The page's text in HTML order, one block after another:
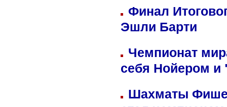
Финал
Эшли Барти
Чемпионат
себя Нойером и
Шахматы